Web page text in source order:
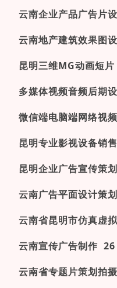
云南企业产品广告片
云南地产建筑效果图
昆明三维MG动画短
多媒体视频音频后期
微信端电脑端网络视
昆明专业影视设备销
昆明企业广告宣传策
云南广告平面设计策
云南省昆明市仿真虚
云南宣传广告制作 26
云南省专题片策划拍